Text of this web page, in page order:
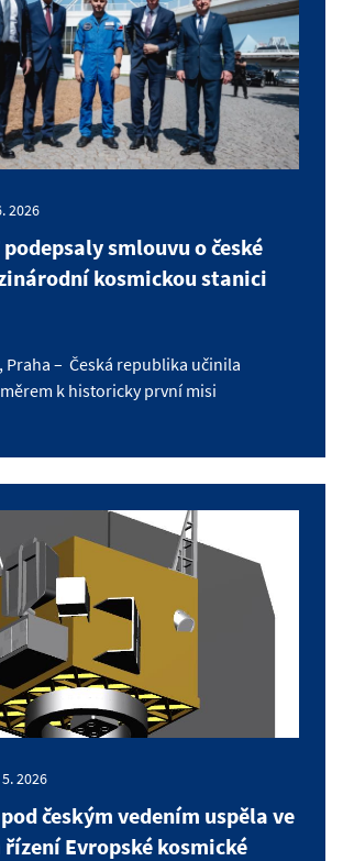
2026
podepsaly smlouvu o české
kosmickou stanici
Praha – Česká republika učinila
k historicky první misi
2026
českým vedením uspěla ve
Evropské kosmické